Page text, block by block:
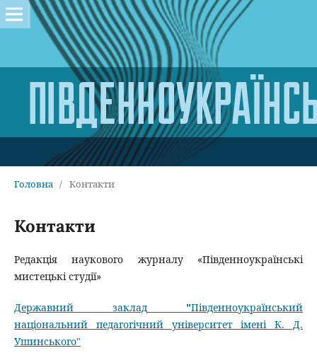
Головна / Контакти
Контакти
Редакція наукового журналу «Південноукраїнські
мистецькі студії»
Державний заклад "Південноукраїнський
національний педагогічний університет імені К. Д.
Ушинського"